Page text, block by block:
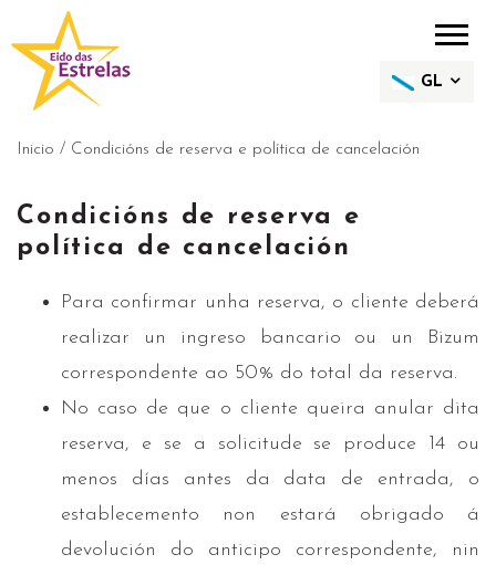
GL
Inicio / Condicións de reserva e política de cancelación
Condicións de reserva e
política de cancelación
Para confirmar unha reserva, o cliente deberá
realizar un ingreso bancario ou un Bizum
correspondente ao 50% do total da reserva.
No caso de que o cliente queira anular dita
reserva, e se a solicitude se produce 14 ou
menos días antes da data de entrada, o
establecemento non estará obrigado á
devolución do anticipo correspondente, nin